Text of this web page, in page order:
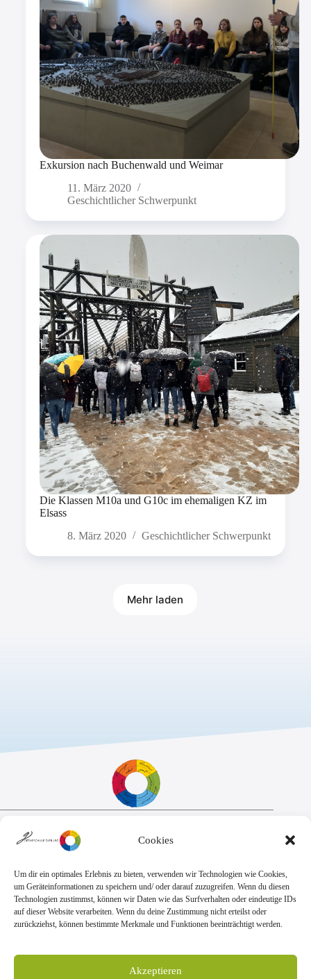
Cookies
Um dir ein optimales Erlebnis zu bieten, verwenden wir Technologien wie Cookies,
um Geräteinformationen zu speichern und/ oder darauf zuzugreifen. Wenn du diesen
Technologien zustimmst, können wir Daten wie das Surfverhalten oder eindeutige IDs
auf dieser Website verarbeiten. Wenn du deine Zustimmung nicht erteilst oder
zurückziehst, können bestimmte Merkmale und Funktionen beeinträchtigt werden.
Akzeptieren
Exkursion nach Buchenwald und Weimar
11. März 2020
Geschichtlicher Schwerpunkt
Die Klassen M10a und G10c im ehemaligen KZ im
Elsass
8. März 2020
Geschichtlicher Schwerpunkt
Mehr laden
Sekretariat:
Montag - Donnerstag: 7.45 Uhr bis 14:30 Uhr
E-Mail:
sekretariat@goethe.schule
Telefon
+49 6071 9888 0
Fax
+49 6071 9888 50
Anschrift
Goetheschule Dieburg